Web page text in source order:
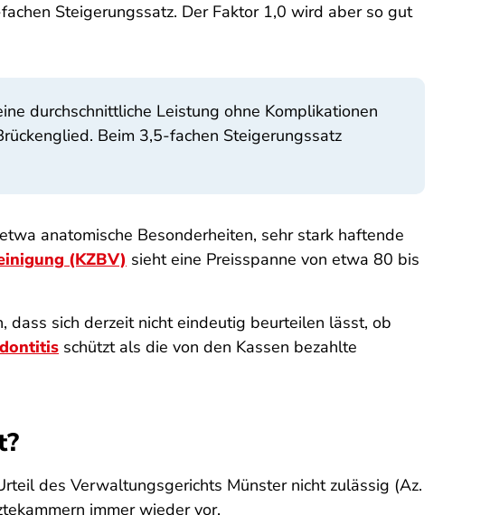
Steigerungssatz. Der Faktor 1,0 wird aber so gut
durchschnittliche Leistung ohne Komplikationen
Beim 3,5-fachen Steigerungssatz
anatomische Besonderheiten, sehr stark haftende
(KZBV) sieht eine Preisspanne von etwa 80 bis
dass sich derzeit nicht eindeutig beurteilen lässt, ob
schützt als die von den Kassen bezahlte
des Verwaltungsgerichts Münster nicht zulässig (Az.
immer wieder vor.